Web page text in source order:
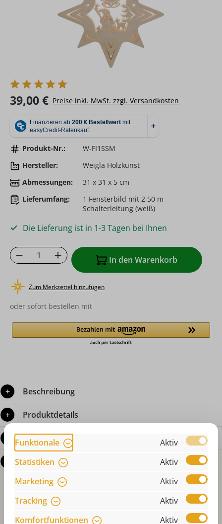
Regulärer Preis:
39,00 € Preise inkl. MwSt. zzgl. Versandkosten
Produkt-Nr.:
W-FI1SSM
Hersteller:
Weigla Holzkunst
Abmessungen:
31 x 31 x 5 cm
Lieferumfang:
1 Fensterbild mit 2,50 m
Schalterleitung (weiß)
Die Lieferung ist in 1-3 Tagen bei Ihnen
Produkt Anzahl: Gib den gewünschten
In den Warenkorb
Zum Merkzettel hinzufügen
oder sofort bestellen mit
Beschreibung
Produktdetails
Bewertungen
Fragen zum Produkt
Funktionale
Aktiv
Statistiken
Aktiv
Marketing
Aktiv
Tracking
Aktiv
Komfortfunktionen
Aktiv